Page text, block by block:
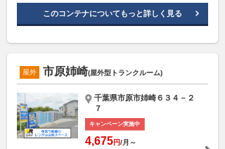
このコンテナについてもっと詳しく見る
屋外 市原姉崎(屋外型トランクルーム)
千葉県市原市姉崎６３４－２
７
キャンペーン実施中
4,675円/月～